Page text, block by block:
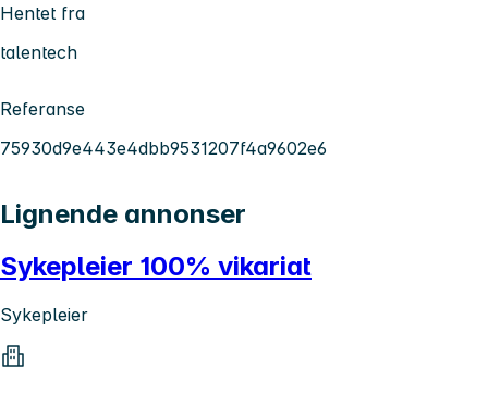
Hentet fra
talentech
Referanse
75930d9e443e4dbb9531207f4a9602e6
Lignende annonser
Sykepleier 100% vikariat
Sykepleier